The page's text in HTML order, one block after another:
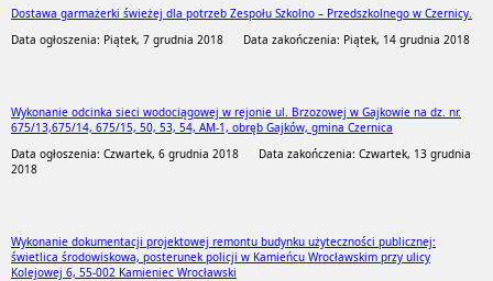
Dostawa garmażerki świeżej dla potrzeb Zespołu Szkolno – Przedszkolnego w Czernicy.
Data ogłoszenia: Piątek, 7 grudnia 2018 Data zakończenia: Piątek, 14 grudnia 2018
Wykonanie odcinka sieci wodociągowej w rejonie ul. Brzozowej w Gajkowie na dz. nr.
675/13,675/14, 675/15, 50, 53, 54, AM-1, obręb Gajków, gmina Czernica
Data ogłoszenia: Czwartek, 6 grudnia 2018 Data zakończenia: Czwartek, 13 grudnia
2018
Wykonanie dokumentacji projektowej remontu budynku użyteczności publicznej:
świetlica środowiskowa, posterunek policji w Kamieńcu Wrocławskim przy ulicy
Kolejowej 6, 55-002 Kamieniec Wrocławski